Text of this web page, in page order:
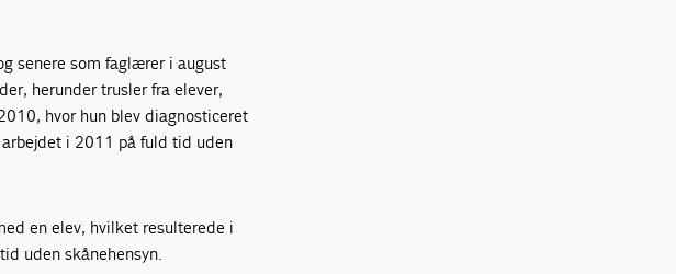
senere som faglærer i august
herunder trusler fra elever,
hvor hun blev diagnosticeret
i 2011 på fuld tid uden
en elev, hvilket resulterede i
uden skånehensyn.